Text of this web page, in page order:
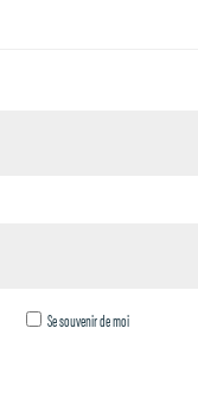
Se souvenir de moi